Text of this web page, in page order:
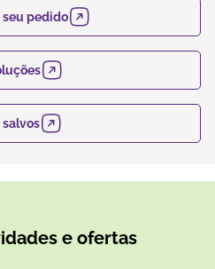
pedido
salvos
e ofertas